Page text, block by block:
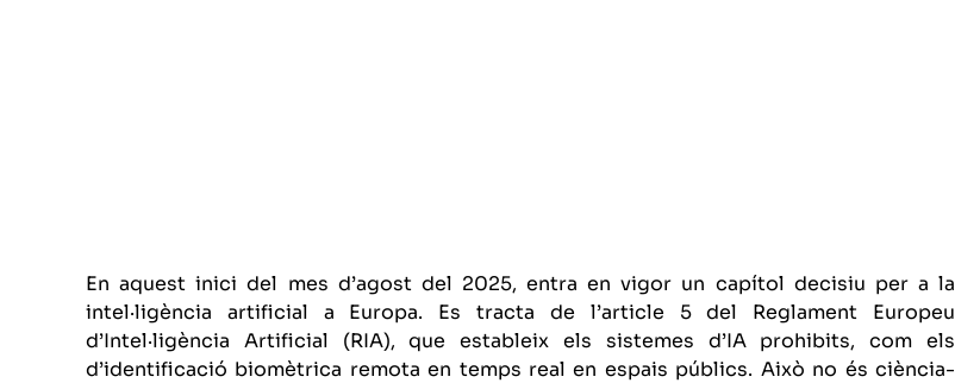
En aquest inici del mes d’agost del 2025, entra en vigor un capítol decisiu per a la
intel·ligència artificial a Europa. Es tracta de l’article 5 del Reglament Europeu
d’Intel·ligència Artificial (RIA), que estableix els sistemes d’IA prohibits, com els
d’identificació biomètrica remota en temps real en espais públics. Això no és ciència-